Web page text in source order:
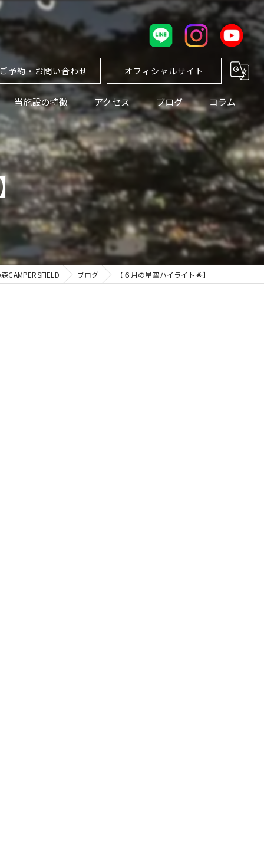
予約・お問い合わせ オフィシャルサイト
当施設の特徴
カップル
ソロ
ペット
女性
景色
アクセス ブログ コラム
CAMPERSFIELD ブログ 【６月の星空ハイライト🌟】